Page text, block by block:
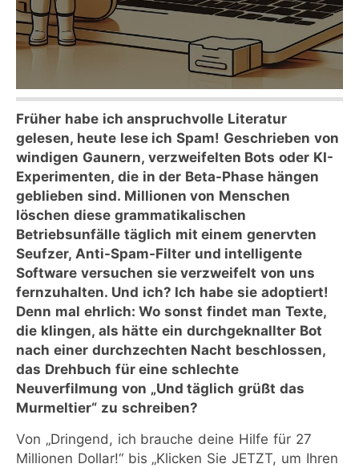
Früher habe ich anspruchvolle Literatur
gelesen, heute lese ich Spam! Geschrieben von
windigen Gaunern, verzweifelten Bots oder KI-
Experimenten, die in der Beta-Phase hängen
geblieben sind. Millionen von Menschen
löschen diese grammatikalischen
Betriebsunfälle täglich mit einem genervten
Seufzer, Anti-Spam-Filter und intelligente
Software versuchen sie verzweifelt von uns
fernzuhalten. Und ich? Ich habe sie adoptiert!
Denn mal ehrlich: Wo sonst findet man Texte,
die klingen, als hätte ein durchgeknallter Bot
nach einer durchzechten Nacht beschlossen,
das Drehbuch für eine schlechte
Neuverfilmung von „Und täglich grüßt das
Murmeltier“ zu schreiben?
Von „Dringend, ich brauche deine Hilfe für 27
Millionen Dollar!“ bis „Klicken Sie JETZT, um Ihren